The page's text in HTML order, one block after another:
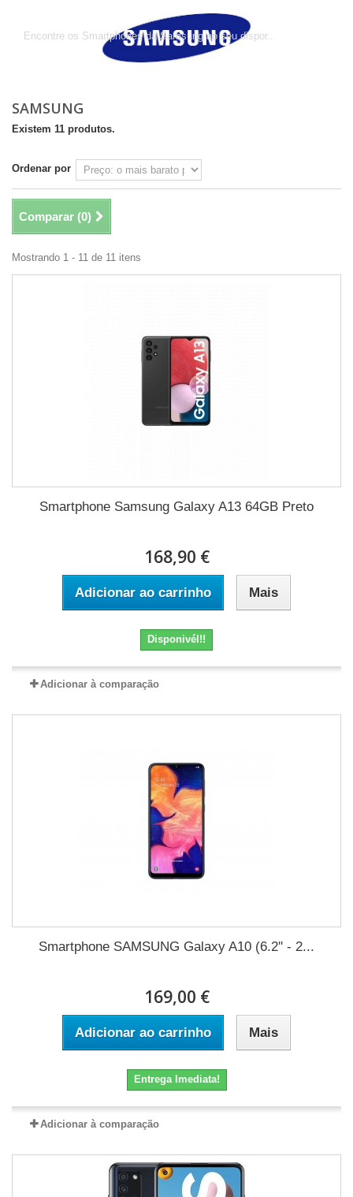
Encontre os Smartphones da Samsung ao seu dispor..
SAMSUNG
Existem 11 produtos.
Ordenar por
Comparar (0)
Mostrando 1 - 11 de 11 itens
Smartphone Samsung Galaxy A13 64GB Preto
168,90 €
Adicionar ao carrinho Mais
Disponivél!!
Adicionar à comparação
Smartphone SAMSUNG Galaxy A10 (6.2'' - 2...
169,00 €
Adicionar ao carrinho Mais
Entrega Imediata!
Adicionar à comparação